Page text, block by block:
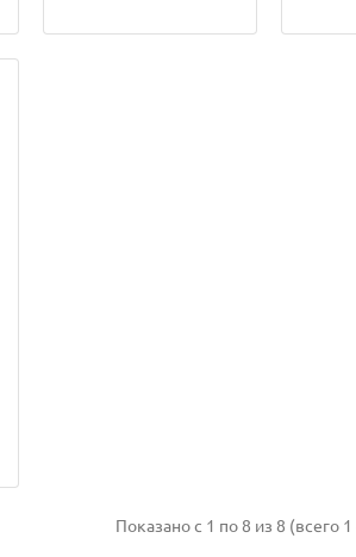
Показано с 1 по 8 из 8 (всего 1